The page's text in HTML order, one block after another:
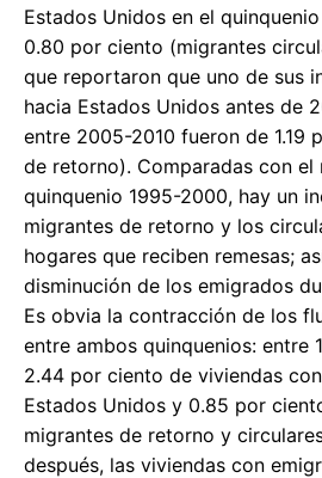
Estados Unidos en el
0.80 por ciento (migrantes
que reportaron que uno de sus
hacia Estados Unidos antes de
entre 2005-2010 fueron de 1.19
de retorno). Comparadas con el
quinquenio 1995-2000, hay un
migrantes de retorno y los
hogares que reciben remesas;
disminución de los emigrados
Es obvia la contracción de los
entre ambos quinquenios: entre
2.44 por ciento de viviendas
Estados Unidos y 0.85 por
migrantes de retorno y
después, las viviendas con